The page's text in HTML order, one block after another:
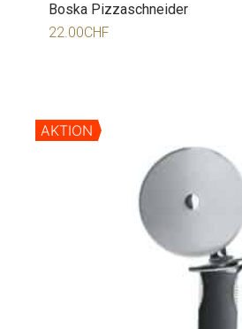
Boska Pizzaschneider
22.00CHF
AKTION